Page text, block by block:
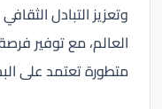
وتعزيز التبادل
العالم، مع توفير
متطورة تعتمد على